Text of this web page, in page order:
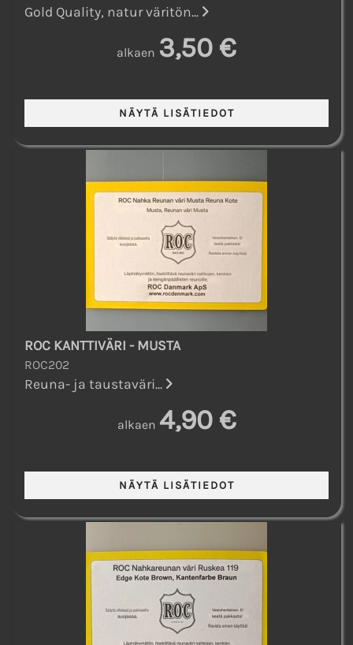
Gold Quality, natur väritön...
alkaen 3,50 €
ROC KANTTIVÄRI - MUSTA
ROC202
Reuna- ja taustaväri...
alkaen 4,90 €